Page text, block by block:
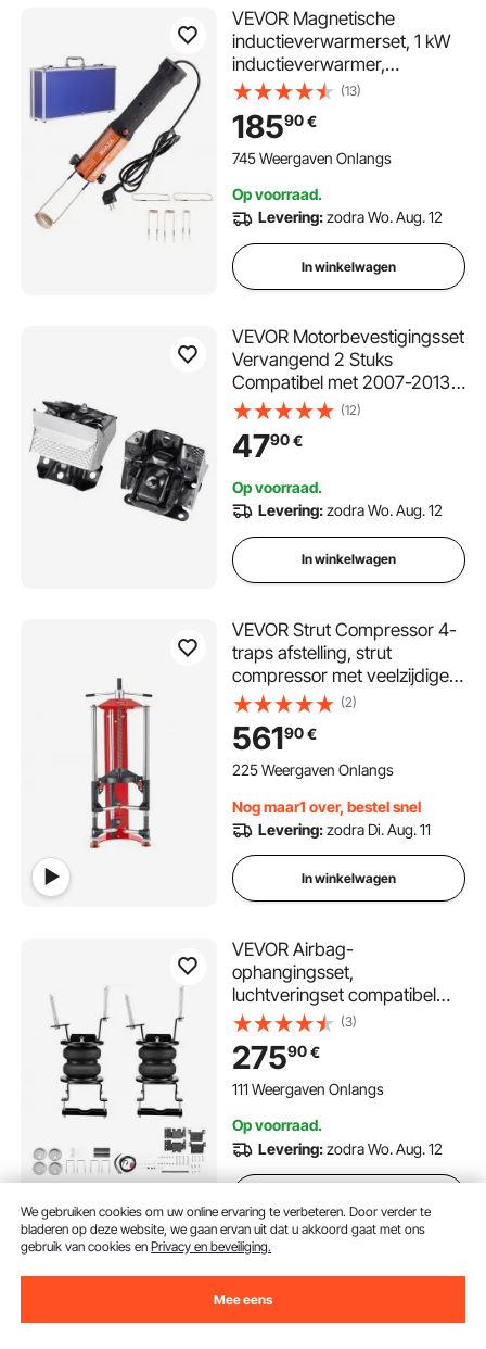
VEVOR Magnetische
inductieverwarmerset, 1 kW
inductieverwarmer,
boutinductieverwarmer met
10 inductiespoelen,
boutverwijderaar voor
inductieverwarmers voor het
moeren
(13)
18590€
745 Weergaven Onlangs
Op voorraad.
Levering:zodra Wo. Aug. 12
In winkelwagen
VEVOR Motorbevestigingsset
Vervangend 2 Stuks
Compatibel met 2007-2013
Chevrolet Silverado 1500
5.3L V8, Vervangt OE#
A5365, A5365, Veilige
Rechtervoorbevestigingen
(12)
4790€
Op voorraad.
Levering:zodra Wo. Aug. 12
In winkelwagen
VEVOR Strut Compressor 4-
traps afstelling, strut
compressor met veelzijdige
montagemogelijkheden en
multifunctionele haak voor
het comprimeren van
schroefveren tot 1360 kg,
vrachtwagens
(2)
56190€
225 Weergaven Onlangs
Nog maar1 over, bestel snel
Levering:zodra Di. Aug. 11
In winkelwagen
VEVOR Airbag-
ophangingsset,
luchtveringset compatibel
met Chevrolet Silverado
2500/3500HD en GMC
Sierra 2500/3500HD 4WD
RWD van 2011-2019,
100 PSI
(3)
27590€
111 Weergaven Onlangs
Op voorraad.
Levering:zodra Wo. Aug. 12
We gebruiken cookies om uw online ervaring te verbeteren. Door verder te
bladeren op deze website, we gaan ervan uit dat u akkoord gaat met ons
gebruik van cookies enPrivacy en beveiliging.
Mee eens